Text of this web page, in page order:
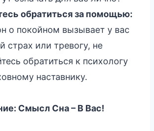
обратиться за помощью:
о покойном вызывает у вас
страх или тревогу, не
обратиться к психологу
наставнику.
Смысл Сна – В Вас!